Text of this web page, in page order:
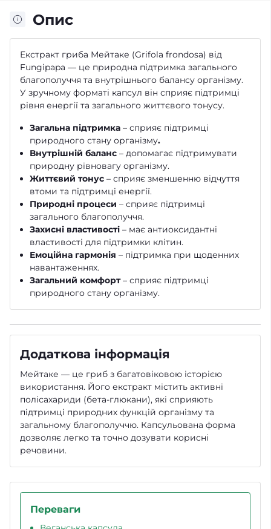
Опис
Екстракт гриба Мейтаке (Grifola frondosa) від
Fungipapa — це природна підтримка загального
благополуччя та внутрішнього балансу організму.
У зручному форматі капсул він сприяє підтримці
рівня енергії та загального життєвого тонусу.
Загальна підтримка – сприяє підтримці
природного стану організму.
Внутрішній баланс – допомагає підтримувати
природну рівновагу організму.
Життєвий тонус – сприяє зменшенню відчуття
втоми та підтримці енергії.
Природні процеси – сприяє підтримці
загального благополуччя.
Захисні властивості – має антиоксидантні
властивості для підтримки клітин.
Емоційна гармонія – підтримка при щоденних
навантаженнях.
Загальний комфорт– сприяє підтримці
природного стану організму.
Додаткова інформація
Мейтаке — це гриб з багатовіковою історією
використання. Його екстракт містить активні
полісахариди (бета-глюкани), які сприяють
підтримці природних функцій організму та
загальному благополуччю. Капсульована форма
дозволяє легко та точно дозувати корисні
речовини.
Переваги